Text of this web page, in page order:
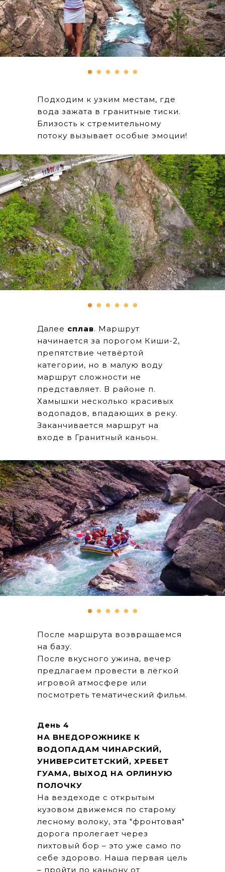
Подходим к узким местам, где
вода зажата в гранитные тиски.
Близость к стремительному
потоку вызывает особые эмоции!
Далее сплав. Маршрут
начинается за порогом Киши-2,
препятствие четвёртой
категории, но в малую воду
маршрут сложности не
представляет. В районе п.
Хамышки несколько красивых
водопадов, впадающих в реку.
Заканчивается маршрут на
входе в Гранитный каньон.
После маршрута возвращаемся
на базу.
После вкусного ужина, вечер
предлагаем провести в лёгкой
игровой атмосфере или
посмотреть тематический фильм.
День 4
НА ВНЕДОРОЖНИКЕ К
ВОДОПАДАМ ЧИНАРСКИЙ,
УНИВЕРСИТЕТСКИЙ, ХРЕБЕТ
ГУАМА, ВЫХОД НА ОРЛИНУЮ
ПОЛОЧКУ
На вездеходе с открытым
кузовом движемся по старому
лесному волоку, эта "фронтовая"
дорога пролегает через
пихтовый бор – это уже само по
себе здорово. Наша первая цель
– пройти по каньону от